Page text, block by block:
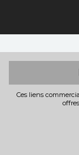
Ces liens